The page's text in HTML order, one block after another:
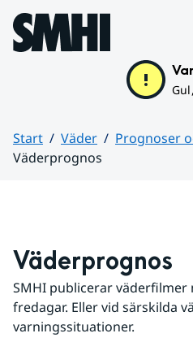
Hoppa till sidans innehåll
Start Väder
Prognoser
Väderprognos
Väderprognos
SMHI publicerar väderfilmer
fredagar. Eller vid särskilda
varningssituationer.